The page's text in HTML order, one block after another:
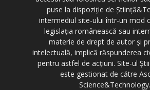
puse la dispoziție de
intermediul site-ului într-un mod
legislația românească sau
materie de drept de autor și
intelectuală, implică răspunderea
pentru astfel de acțiuni. Site-ul
este gestionat de către
Science&Technology.